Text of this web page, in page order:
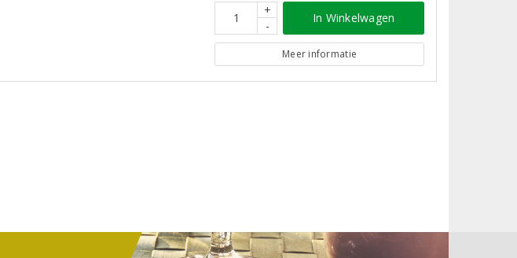
+
-
In Winkelwagen
Meer informatie